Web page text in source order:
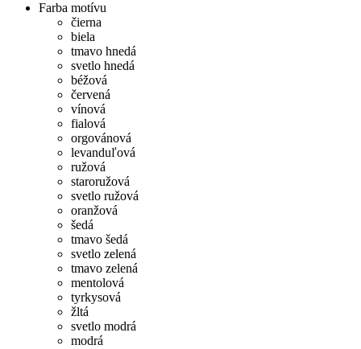
Farba motívu
čierna
biela
tmavo hnedá
svetlo hnedá
béžová
červená
vínová
fialová
orgovánová
levanduľová
ružová
staroružová
svetlo ružová
oranžová
šedá
tmavo šedá
svetlo zelená
tmavo zelená
mentolová
tyrkysová
žltá
svetlo modrá
modrá